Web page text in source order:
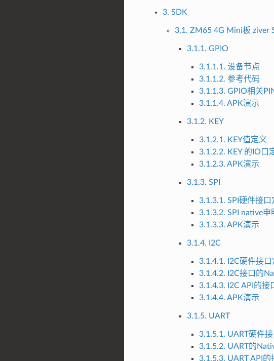
3. SDK
3.1. ZM65 4G Mini板 ziver
3.1.1. GPIO
3.1.1.1. 设备节点
3.1.1.2. 参考代码
3.1.1.3. GPIO相关
3.1.1.4. APK演示
3.1.2. KEY
3.1.2.1. KEY值定义
3.1.2.2. KEY 的IO口
3.1.2.3. APK演示
3.1.3. SPI
3.1.3.1. SPI硬件接口
3.1.3.2. SPI native申
3.1.3.3. APK演示
3.1.4. I2C
3.1.4.1. I2C硬件接口
3.1.4.2. I2C接口的
3.1.4.3. I2C API的接
3.1.4.4. APK演示
3.1.5. UART
3.1.5.1. UART硬件
3.1.5.2. UART的
3.1.5.3. UART API的